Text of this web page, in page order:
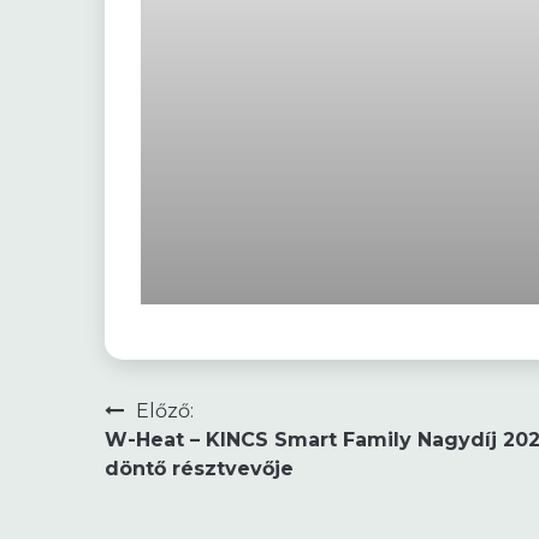
Bejegyzés
navigáció
Előző:
W-Heat – KINCS Smart Family Nagydíj
döntő résztvevője